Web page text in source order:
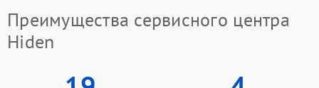
Преимущества сервисного центра
Hiden